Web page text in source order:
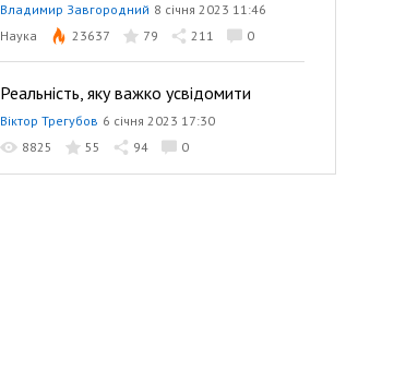
Владимир Завгородний 8 січня 2023 11:46
Наука
23637 79 211 0
Реальність, яку важко усвідомити
Віктор Трегубов 6 січня 2023 17:30
8825
55 94 0